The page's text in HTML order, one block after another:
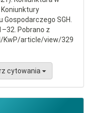
SGH.
Pobrano z
KwP/article/view/329
cytowania